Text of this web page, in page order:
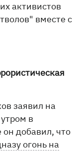
активистов
вместе с
заявил на
в
он добавил, что
огонь на